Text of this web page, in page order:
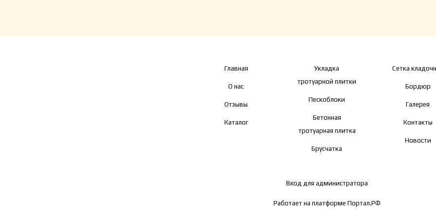
Главная
О нас
Отзывы
Каталог
Укладка
тротуарной плитки
Пескоблоки
Бетонная
тротуарная плитка
Брусчатка
Сетка
Бордюр
Галерея
Контакты
Новости
Вход для администратора
Работает на платформе Портал.РФ